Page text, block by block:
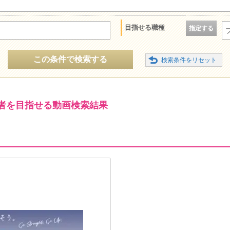
目指せる職種 指定する
この条件で検索する
を目指せる動画検索結果